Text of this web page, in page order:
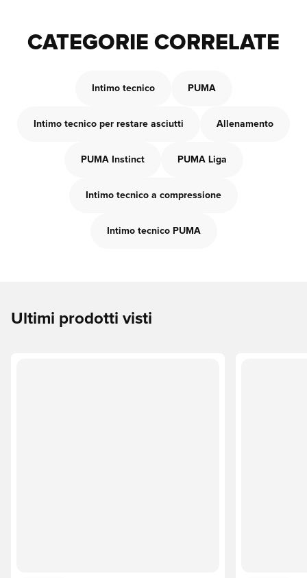
CATEGORIE CORRELATE
Intimo tecnico PUMA
Intimo tecnico per restare asciutti Allenamento
PUMA Instinct PUMA Liga
Intimo tecnico a compressione
Intimo tecnico PUMA
Ultimi prodotti visti